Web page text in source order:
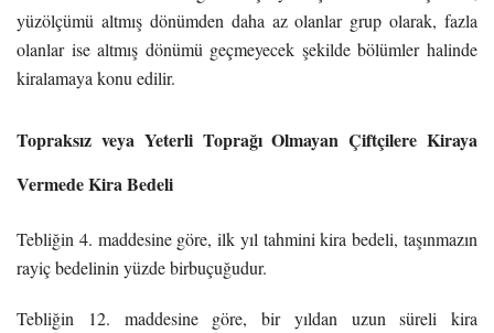
yüzölçümü altmış dönümden daha az olanlar grup olarak, fazla
olanlar ise altmış dönümü geçmeyecek şekilde bölümler halinde
kiralamaya konu edilir.
Topraksız veya Yeterli Toprağı Olmayan Çiftçilere Kiraya
Vermede Kira Bedeli
Tebliğin 4. maddesine göre, ilk yıl tahmini kira bedeli, taşınmazın
rayiç bedelinin yüzde birbuçuğudur.
Tebliğin 12. maddesine göre, bir yıldan uzun süreli kira